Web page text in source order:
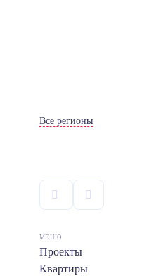
Все регионы
МЕНЮ
Проекты
Квартиры